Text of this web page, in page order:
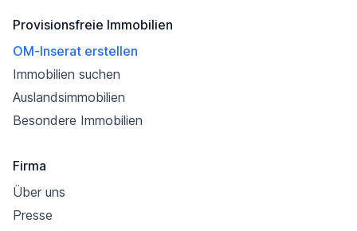
Provisionsfreie Immobilien
OM-Inserat erstellen
Immobilien suchen
Auslandsimmobilien
Besondere Immobilien
Firma
Über uns
Presse